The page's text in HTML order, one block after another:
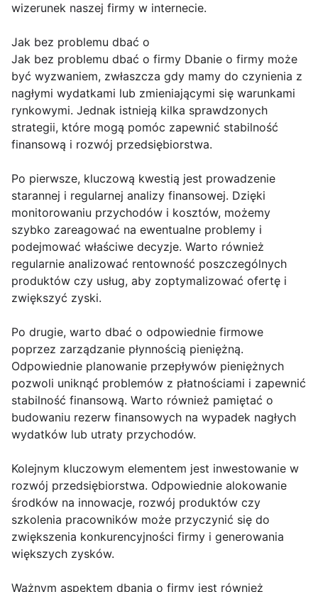
wizerunek naszej firmy w internecie.
Jak bez problemu dbać o
Jak bez problemu dbać o firmy Dbanie o firmy może
być wyzwaniem, zwłaszcza gdy mamy do czynienia z
nagłymi wydatkami lub zmieniającymi się warunkami
rynkowymi. Jednak istnieją kilka sprawdzonych
strategii, które mogą pomóc zapewnić stabilność
finansową i rozwój przedsiębiorstwa.
Po pierwsze, kluczową kwestią jest prowadzenie
starannej i regularnej analizy finansowej. Dzięki
monitorowaniu przychodów i kosztów, możemy
szybko zareagować na ewentualne problemy i
podejmować właściwe decyzje. Warto również
regularnie analizować rentowność poszczególnych
produktów czy usług, aby zoptymalizować ofertę i
zwiększyć zyski.
Po drugie, warto dbać o odpowiednie firmowe
poprzez zarządzanie płynnością pieniężną.
Odpowiednie planowanie przepływów pieniężnych
pozwoli uniknąć problemów z płatnościami i zapewnić
stabilność finansową. Warto również pamiętać o
budowaniu rezerw finansowych na wypadek nagłych
wydatków lub utraty przychodów.
Kolejnym kluczowym elementem jest inwestowanie w
rozwój przedsiębiorstwa. Odpowiednie alokowanie
środków na innowacje, rozwój produktów czy
szkolenia pracowników może przyczynić się do
zwiększenia konkurencyjności firmy i generowania
większych zysków.
Ważnym aspektem dbania o firmy jest również